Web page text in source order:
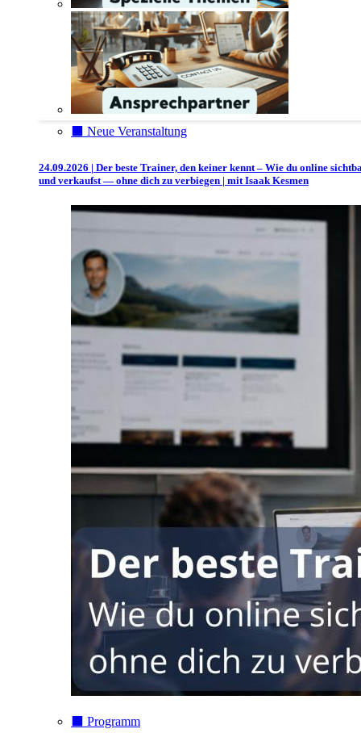
⬛️ Neue Veranstaltung
24.09.2026 | Der beste Trainer, den keiner kennt – Wie du online
und verkaufst — ohne dich zu verbiegen | mit Isaak Kesmen
⬛️ Programm